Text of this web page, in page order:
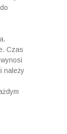
Czas
należy